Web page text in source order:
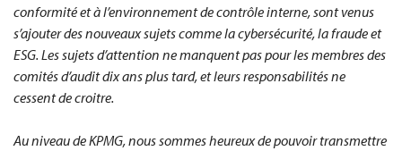
conformité et à l’environnement de contrôle interne, sont venus
s’ajouter des nouveaux sujets comme la cybersécurité, la fraude et
ESG. Les sujets d’attention ne manquent pas pour les membres des
comités d’audit dix ans plus tard, et leurs responsabilités ne
cessent de croitre.
Au niveau de KPMG, nous sommes heureux de pouvoir transmettre